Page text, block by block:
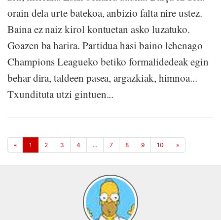
orain dela urte batekoa, anbizio falta nire ustez.
Baina ez naiz kirol kontuetan asko luzatuko.
Goazen ba harira. Partidua hasi baino lehenago
Champions Leagueko betiko formalidedeak egin
behar dira, taldeen pasea, argazkiak, himnoa...
Txundituta utzi gintuen...
« 1 2 3 4 ... 7 8 9 10 »